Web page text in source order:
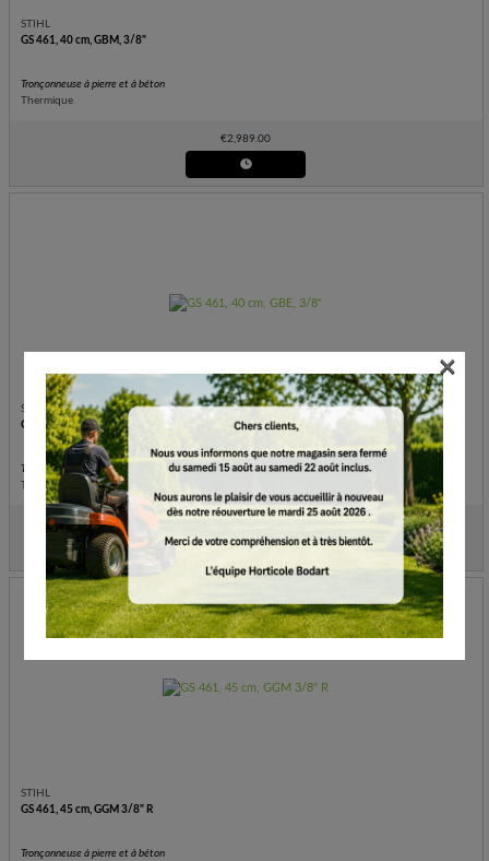
STIHL
GS 461, 40 cm, GBM, 3/8"
Tronçonneuse à pierre et à béton
Thermique
€2,989.00
STIHL
GS 461, 40 cm, GBE, 3/8"
Tronçonneuse à pierre et à béton
Thermique
STIHL
GS 461, 45 cm, GGM 3/8" R
Tronçonneuse à pierre et à béton
×